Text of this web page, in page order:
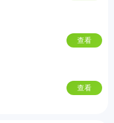
查看
查看